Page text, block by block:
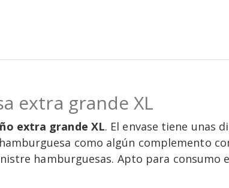
extra grande XL
extra grande XL. El envase tiene unas
como algún complemento
hamburguesas. Apto para consumo